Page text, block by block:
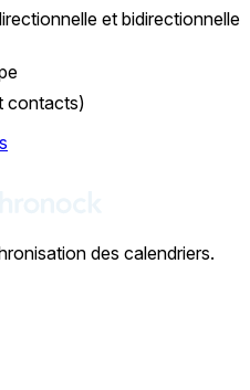
et bidirectionnelle
contacts)
des calendriers.